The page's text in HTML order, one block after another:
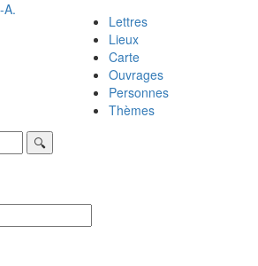
A.
Lettres
Lieux
Carte
Ouvrages
Personnes
Thèmes